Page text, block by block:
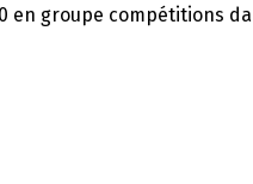
en groupe compétitions